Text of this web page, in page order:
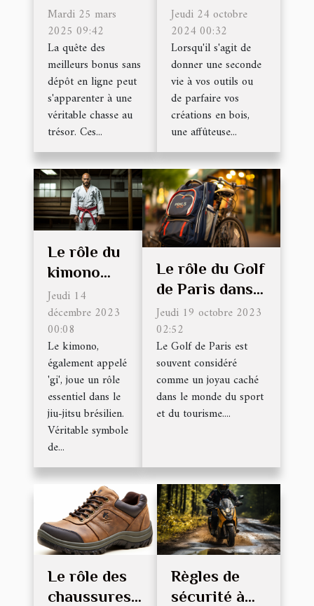
identifier les
meilleurs
bonus sans
dépôt en
ligne
Mardi 25 mars
2025 09:42
La quête des
meilleurs bonus sans
dépôt en ligne peut
s'apparenter à une
véritable chasse au
trésor. Ces...
choisir une
affûteuse
adaptée à
vos projets
de bricolage
Jeudi 24 octobre
2024 00:32
Lorsqu'il s'agit de
donner une seconde
vie à vos outils ou
de parfaire vos
créations en bois,
une affûteuse...
Le rôle du
kimono
dans le jiu-
jitsu
brésilien
Jeudi 14
décembre 2023
00:08
Le kimono,
également appelé
'gi', joue un rôle
essentiel dans le
jiu-jitsu brésilien.
Véritable symbole
de...
Le rôle du Golf
de Paris dans
le
développement
du tourisme
local
Jeudi 19 octobre 2023
02:52
Le Golf de Paris est
souvent considéré
comme un joyau caché
dans le monde du sport
et du tourisme....
Le rôle des
chaussures
Règles de
sécurité à